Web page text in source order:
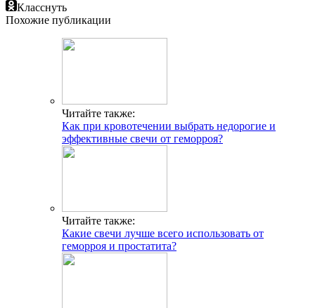
Класснуть
Похожие публикации
Читайте также:
Как при кровотечении выбрать недорогие и
эффективные свечи от геморроя?
Читайте также:
Какие свечи лучше всего использовать от
геморроя и простатита?